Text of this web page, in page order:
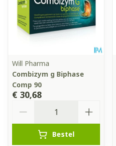
Will Pharma
Combizym g Biphase
Comp 90
€ 30,68
Bestel